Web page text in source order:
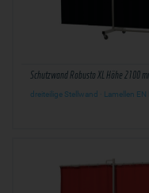
Schutzwand Robusto XL Höhe 2100
dreiteilige Stellwand · Lamellen